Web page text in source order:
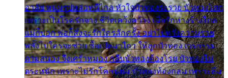
อาลัย หนุ่มรูปหล่อหนีไกล หัวใจบัวทองระรวย บัวทองโศก
เพราะเป็นโรครักจาง ชีวิตเคว้งคว้าง เมื่อรักห่างร้างไกล
แม่ก็บอก พ่อก็สั่งจะรักใครสักครั้ง อย่าไปหวังความรวย
พลั้งไปใครจะช่วย ซื้อเปลมาไกว ให้ลูกบัวทอง เวรกรรม
ตามสนอง จึงเศร้าหมอง กลีบบัวทองต้องโรย บัวทองไม่
ตระหนัก เพราะไม่รักโคลนตม บัวทองท้องกลม เพราะลืม